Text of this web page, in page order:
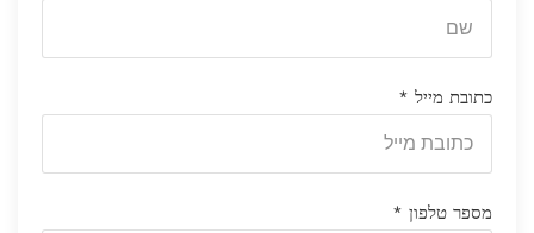
כתובת מייל *
מספר טלפון *